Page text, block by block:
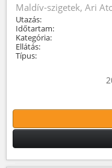
Maldív-szigetek, Ari
Utazás:
Időtartam:
Kategória:
Ellátás:
Típus: